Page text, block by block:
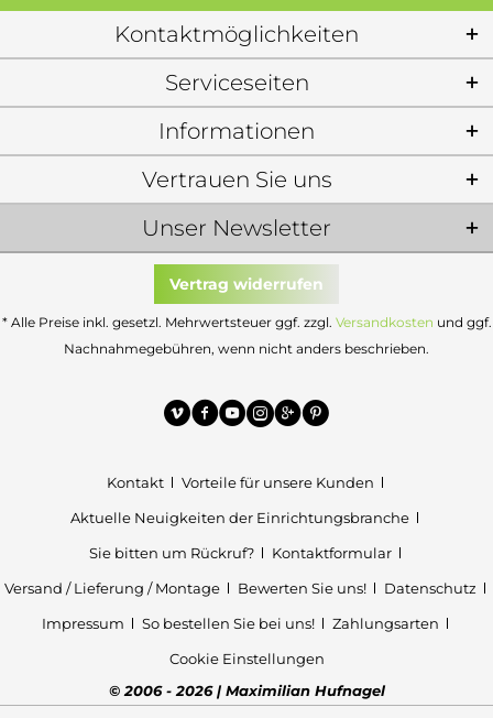
Kontaktmöglichkeiten
Serviceseiten
Informationen
Unser Newsletter
Vertrauen Sie uns
Vertrag widerrufen
* Alle Preise inkl. gesetzl. Mehrwertsteuer ggf. zzgl. Versandkosten und ggf.
Nachnahmegebühren, wenn nicht anders beschrieben.
Kontakt
Vorteile für unsere Kunden
Aktuelle Neuigkeiten der Einrichtungsbranche
Sie bitten um Rückruf?
Kontaktformular
Versand / Lieferung / Montage
Bewerten Sie uns!
Datenschutz
Impressum
So bestellen Sie bei uns!
Zahlungsarten
Cookie Einstellungen
© 2006 - 2026 | Maximilian Hufnagel